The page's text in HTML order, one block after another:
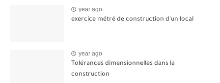
year ago
exercice métré de construction d'un local
year ago
Tolérances dimensionnelles dans la
construction